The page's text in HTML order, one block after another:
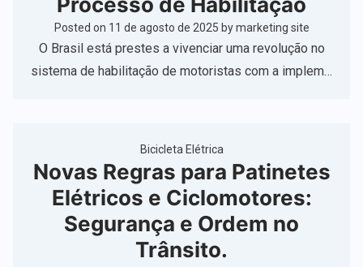
Posted on 11 de agosto de 2025 bymarketing site
O Brasil está prestes a vivenciar uma revolução no
sistema de habilitação de motoristas com a implem…
Bicicleta Elétrica
Novas Regras para Patinetes
Elétricos e Ciclomotores:
Segurança e Ordem no
Trânsito.